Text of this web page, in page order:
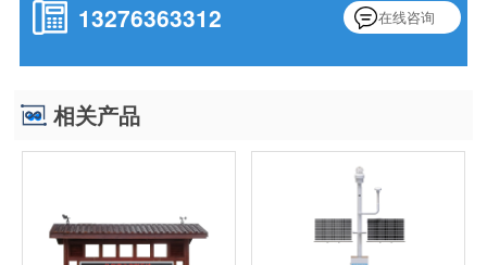
13276363312 在线咨询
相关产品